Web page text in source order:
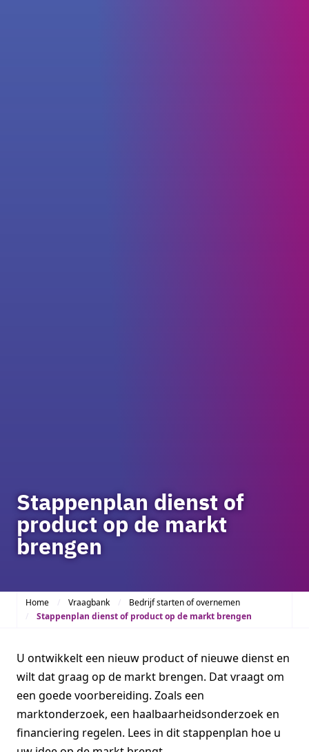
Stappenplan dienst of
product op de markt
brengen
Home Vraagbank
Bedrijf starten of overnemen
Stappenplan dienst of product op de markt brengen
U ontwikkelt een nieuw product of nieuwe dienst en
wilt dat graag op de markt brengen. Dat vraagt om
een goede voorbereiding. Zoals een
marktonderzoek, een haalbaarheidsonderzoek en
financiering regelen. Lees in dit stappenplan hoe u